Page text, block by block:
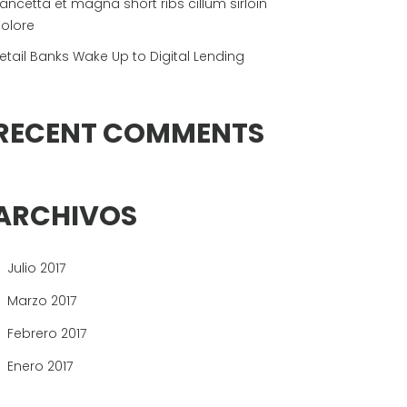
et magna short ribs cillum sirloin
Banks Wake Up to Digital Lending
COMMENTS
Julio 2017
Marzo 2017
Febrero 2017
Enero 2017